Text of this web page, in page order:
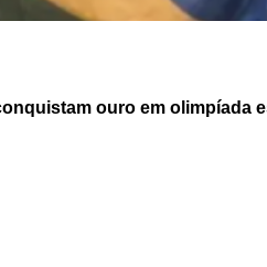
ouro em olimpíada